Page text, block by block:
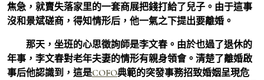
焦急，就賣失落家里的一套商展把錢打給了兒子。由于這事
沒和景斌磋商，得知情形后，他一氣之下提出要離婚。
那天，坐班的心思徵詢師是李文春。由於也過了退休的
年事，李文春對老年夫妻的情形有親身領會。清楚了離婚啟
事后他認識到，這是COFO典範的突發事務招致婚姻呈現危